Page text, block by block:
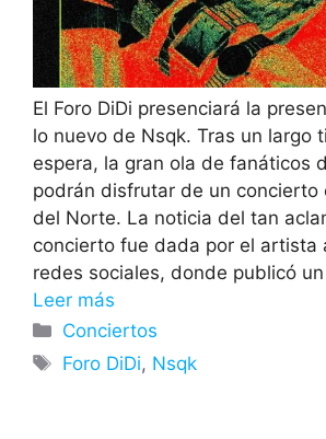
El Foro DiDi presenciará la
lo nuevo de Nsqk. Tras un largo
espera, la gran ola de fanáticos
podrán disfrutar de un concierto
del Norte. La noticia del tan
concierto fue dada por el artista
redes sociales, donde publicó
Leer más
Categorías
Conciertos
Etiquetas
Foro DiDi, Nsqk